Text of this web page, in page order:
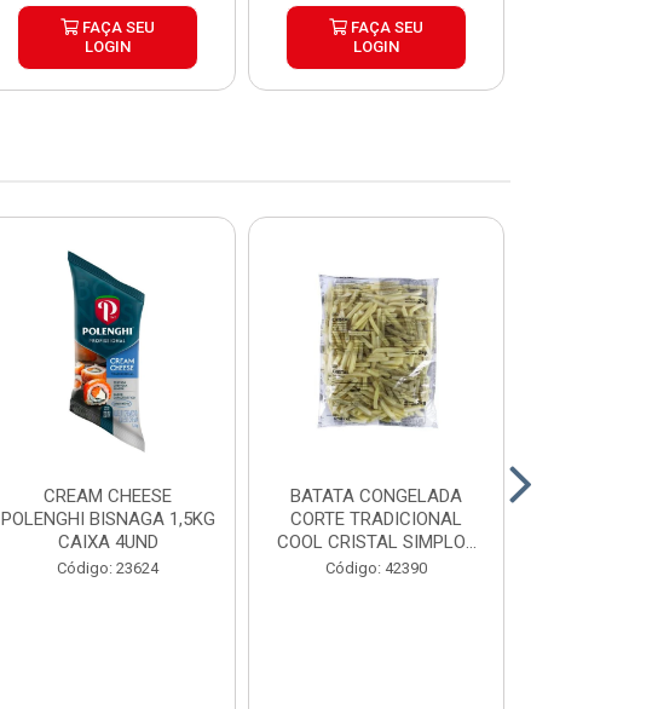
FAÇA SEU
LOGIN
FAÇA SEU
LOGIN
CREAM CHEESE
POLENGHI BISNAGA 1,5KG
CAIXA 4UND
Código: 23624
BATATA CONGELADA
CORTE TRADICIONAL
COOL CRISTAL SIMPLOT
CAIX...
Código: 42390